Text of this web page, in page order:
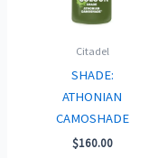
Citadel
SHADE:
ATHONIAN
CAMOSHADE
$160.00